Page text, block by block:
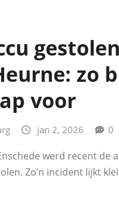
gestolen
zo
voor
jan 2, 2026 0
werd recent de
Zo’n incident lijkt